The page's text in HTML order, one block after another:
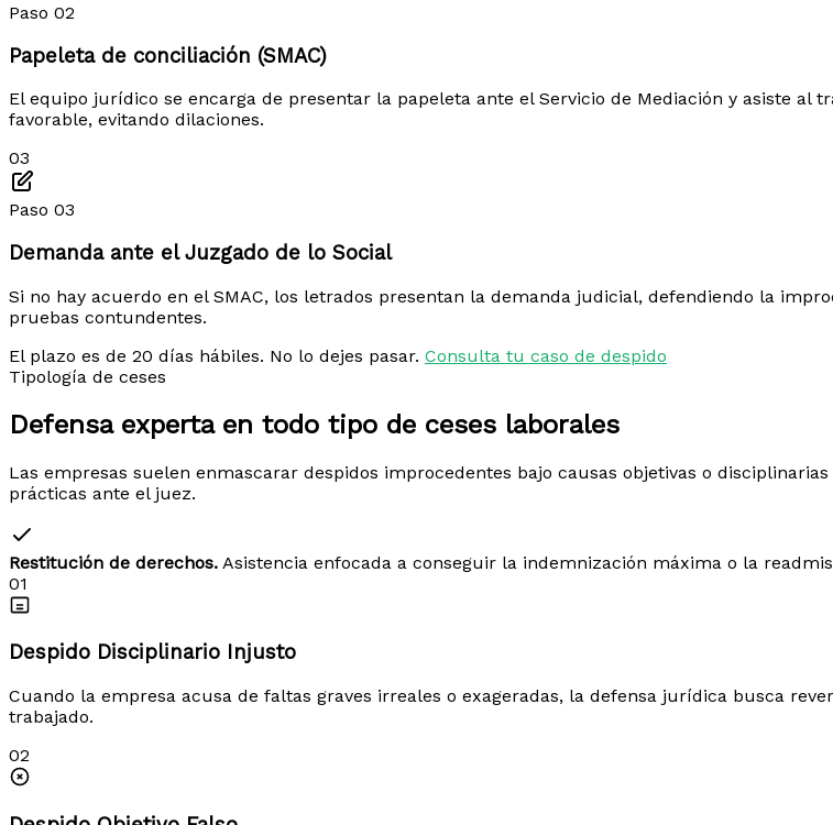
Paso 02
Papeleta de conciliación (SMAC)
El equipo jurídico se encarga de presentar la papeleta ante el Servicio de Mediación y asiste
favorable, evitando dilaciones.
03
Paso 03
Demanda ante el Juzgado de lo Social
Si no hay acuerdo en el SMAC, los letrados presentan la demanda judicial, defendiendo la
pruebas contundentes.
El plazo es de 20 días hábiles. No lo dejes pasar. Consulta tu caso de despido
Tipología de ceses
Defensa experta en todo tipo de ceses laborales
Las empresas suelen enmascarar despidos improcedentes bajo causas objetivas o
prácticas ante el juez.
Restitución de derechos. Asistencia enfocada a conseguir la indemnización máxima o la
01
Despido Disciplinario Injusto
Cuando la empresa acusa de faltas graves irreales o exageradas, la defensa jurídica busca
trabajado.
02